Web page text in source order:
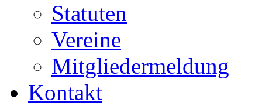
Statuten
Vereine
Mitgliedermeldung
Kontakt